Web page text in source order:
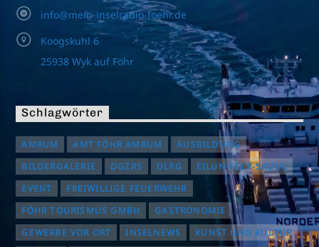
info@mein-inselradio-foehr.de
Koogskuhl 6
25938 Wyk auf Föhr
Schlagwörter
AMRUM AMT FÖHR AMRUM
AUSBILDUNG
BILDERGALERIE
DGZRS DLRG
EILUN-FEER-SKUUL
EVENT
FREIWILLIGE FEUERWEHR
FÖHR TOURISMUS GMBH
GASTRONOMIE
GEWERBE VOR ORT
INSELNEWS
KUNST UND KULTUR